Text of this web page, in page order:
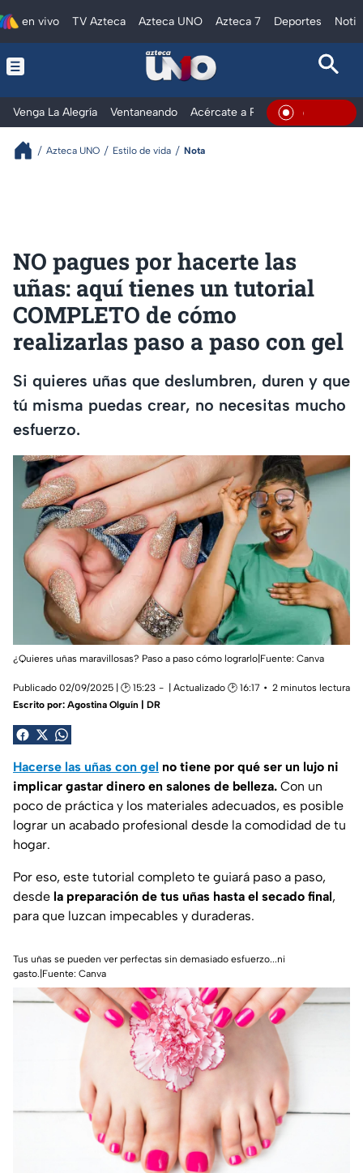
en vivo TV Azteca Azteca UNO Azteca 7 Deportes
Venga La Alegría Ventaneando Acércate a Rocío Al Extremo
Azteca UNO Estilo de vida Nota
NO pagues por hacerte las
uñas: aquí tienes un tutorial
COMPLETO de cómo
realizarlas paso a paso con gel
Si quieres uñas que deslumbren, duren y que
tú misma puedas crear, no necesitas mucho
esfuerzo.
¿Quieres uñas maravillosas? Paso a paso cómo lograrlo|Fuente: Canva
Publicado 02/09/2025 | 🕑 15:23 | Actualizado 🕑 16:17
2 minutos lectura
Escrito por: Agostina Olguín | DR
Hacerse las uñas con gel no tiene por qué ser un lujo ni
implicar gastar dinero en salones de belleza. Con un
poco de práctica y los materiales adecuados, es posible
lograr un acabado profesional desde la comodidad de tu
hogar.
Por eso, este tutorial completo te guiará paso a paso,
desde la preparación de tus uñas hasta el secado final,
para que luzcan impecables y duraderas.
Tus uñas se pueden ver perfectas sin demasiado esfuerzo...ni
gasto.|Fuente: Canva